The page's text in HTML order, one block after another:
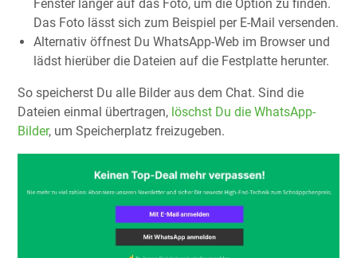
Fenster länger auf das Foto, um die Option zu finden.
Das Foto lässt sich zum Beispiel per E-Mail versenden.
Alternativ öffnest Du WhatsApp-Web im Browser und
lädst hierüber die Dateien auf die Festplatte herunter.
So speicherst Du alle Bilder aus dem Chat. Sind die
Dateien einmal übertragen, löschst Du die WhatsApp-
Bilder, um Speicherplatz freizugeben.